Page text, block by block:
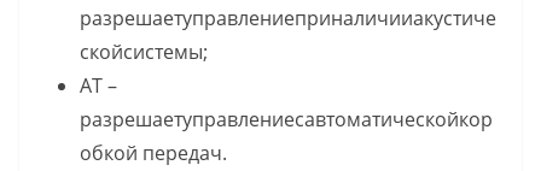
разрешаетуправлениеприналичииакустиче
скойсистемы;
AT –
разрешаетуправлениесавтоматическойкор
обкой передач.